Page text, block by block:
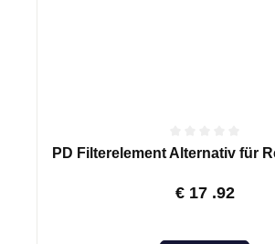
PD Filterelement Alternativ für
€ 17 .92